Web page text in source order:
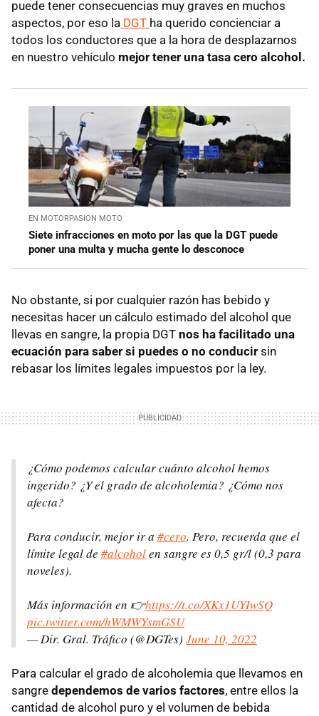
puede tener consecuencias muy graves en muchos
aspectos, por eso la DGT ha querido concienciar a
todos los conductores que a la hora de desplazarnos
en nuestro vehículo mejor tener una tasa cero alcohol.
EN MOTORPASION MOTO
Siete infracciones en moto por las que la DGT puede
poner una multa y mucha gente lo desconoce
No obstante, si por cualquier razón has bebido y
necesitas hacer un cálculo estimado del alcohol que
llevas en sangre, la propia DGT nos ha facilitado una
ecuación para saber si puedes o no conducir sin
rebasar los límites legales impuestos por la ley.
¿Cómo podemos calcular cuánto alcohol hemos
ingerido? ¿Y el grado de alcoholemia? ¿Cómo nos
afecta?
Para conducir, mejor ir a #cero. Pero, recuerda que el
límite legal de #alcoholen sangre es 0,5 gr/l (0,3 para
noveles).
Más información en 👉https://t.co/XKx1UYIwSQ
pic.twitter.com/hWMWYsmGSU
— Dir. Gral. Tráfico (@DGTes) June 10, 2022
Para calcular el grado de alcoholemia que llevamos en
sangre dependemos de varios factores, entre ellos la
cantidad de alcohol puro y el volumen de bebida